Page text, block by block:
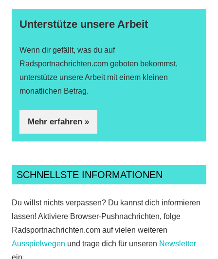
Unterstütze unsere Arbeit
Wenn dir gefällt, was du auf
Radsportnachrichten.com geboten bekommst,
unterstütze unsere Arbeit mit einem kleinen
monatlichen Betrag.
Mehr erfahren »
SCHNELLSTE INFORMATIONEN
Du willst nichts verpassen? Du kannst dich informieren
lassen! Aktiviere Browser-Pushnachrichten, folge
Radsportnachrichten.com auf vielen weiteren
Ausspielwegen und trage dich für unseren Newsletter
ein.